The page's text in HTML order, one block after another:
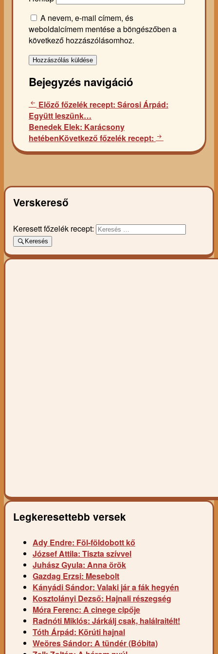
A nevem, e-mail címem, és
weboldalcímem mentése a böngészőben a
következő hozzászólásomhoz.
Bejegyzés navigáció
Előző főzelék recept: Sárosi Árpád:
Együtt leszünk…
Benedek Elek: Karácsony
hetébenKövetkező főzelék recept:
Verskereső
Keresett főzelék recept:
Keresés
Legkeresettebb versek
Ady Endre: Föl-földobott kő
József Attila: Tiszta szívvel
Juhász Gyula: Anna örök
Gazdag Erzsi: Mesebolt
Kányádi Sándor: Valaki jár a fák hegyén
Kosztolányi Dezső: Hajnali részegség
Móra Ferenc: A cinege cipője
Radnóti Miklós: Járkálj csak, halálraitélt!
Tóth Árpád: Körúti hajnal
Weöres Sándor: A tündér (Bóbita)